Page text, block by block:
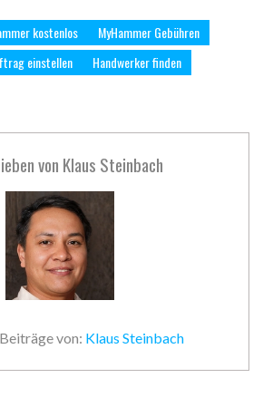
kostenlos
MyHammer Gebühren
einstellen Handwerker finden
von Klaus Steinbach
von: Klaus Steinbach